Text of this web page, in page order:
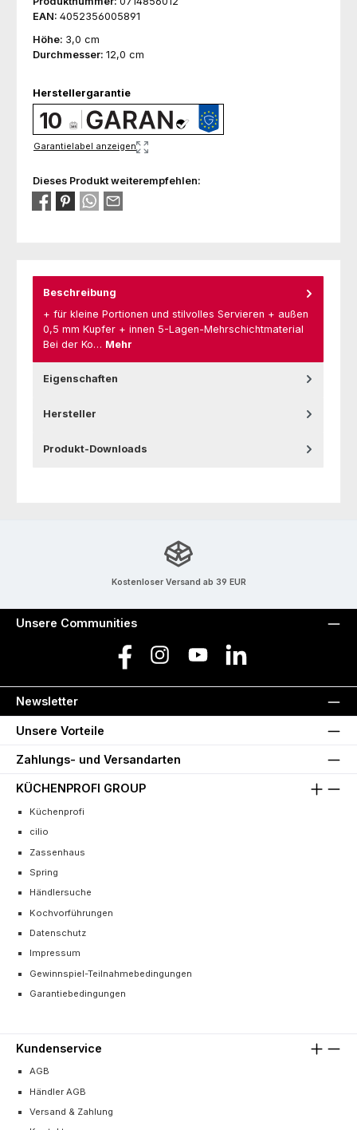
EAN: 4052356005891
Höhe: 3,0 cm
Durchmesser: 12,0 cm
Herstellergarantie
10
Garantielabel anzeigen
Dieses Produkt weiterempfehlen:
Beschreibung
+ für kleine Portionen und stilvolles Servieren + außen
0,5 mm Kupfer + innen 5-Lagen-Mehrschichtmaterial
Bei der Ko… Mehr
Eigenschaften
Hersteller
Produkt-Downloads
Kostenloser Versand ab 39 EUR
Unsere Communities
Facebook Instagram YouTube LinkedIn
Newsletter
Unsere Vorteile
Zahlungs- und Versandarten
KÜCHENPROFI GROUP
Küchenprofi
cilio
Zassenhaus
Spring
Händlersuche
Kochvorführungen
Datenschutz
Impressum
Gewinnspiel-Teilnahmebedingungen
Garantiebedingungen
Kundenservice
AGB
Händler AGB
Versand & Zahlung